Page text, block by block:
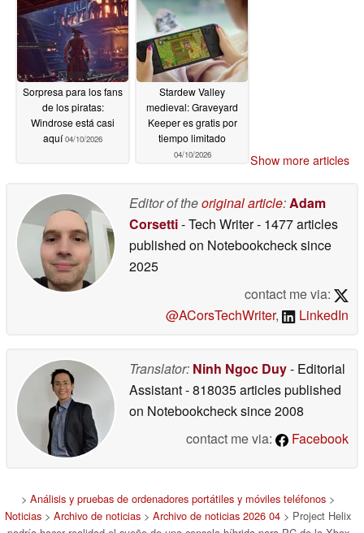
Sorpresa para los fans
de los piratas:
Windrose está casi
aquí04/10/2026
Stardew Valley
medieval: Graveyard
Keeper es gratis por
tiempo limitado
04/10/2026 Show more articles
Editor of theoriginal article:Adam
Corsetti- Tech Writer- 1477 articles
published on Notebookchecksince
2025
contact me via:
@ACorsTechWriter, LinkedIn
Translator: Ninh Ngoc Duy- Editorial
Assistant- 818035 articles published
on Notebookchecksince 2008
contact me via:
Facebook
> Análisis y pruebas de ordenadores portátiles y móviles teléfonos >
Noticias > Archivo de noticias > Archivo de noticias 2026 04 > Project Helix